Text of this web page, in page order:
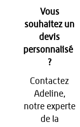
Vous
souhaitez un
devis
personnalisé
?
Contactez
Adeline,
notre experte
de la